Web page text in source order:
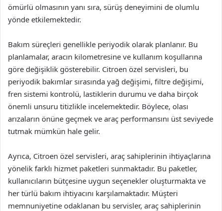
ömürlü olmasının yanı sıra, sürüş deneyimini de olumlu
yönde etkilemektedir.
Bakım süreçleri genellikle periyodik olarak planlanır. Bu
planlamalar, aracın kilometresine ve kullanım koşullarına
göre değişiklik gösterebilir. Citroen özel servisleri, bu
periyodik bakımlar sırasında yağ değişimi, filtre değişimi,
fren sistemi kontrolü, lastiklerin durumu ve daha birçok
önemli unsuru titizlikle incelemektedir. Böylece, olası
arızaların önüne geçmek ve araç performansını üst seviyede
tutmak mümkün hale gelir.
Ayrıca, Citroen özel servisleri, araç sahiplerinin ihtiyaçlarına
yönelik farklı hizmet paketleri sunmaktadır. Bu paketler,
kullanıcıların bütçesine uygun seçenekler oluşturmakta ve
her türlü bakım ihtiyacını karşılamaktadır. Müşteri
memnuniyetine odaklanan bu servisler, araç sahiplerinin